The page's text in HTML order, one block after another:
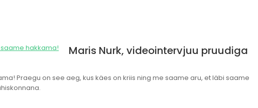
Maris Nurk, videointervjuu pruudiga
Praegu on see aeg, kus käes on kriis ning me saame aru, et läbi saame